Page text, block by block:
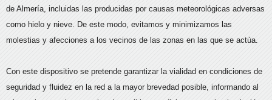
de Almería, incluidas las producidas por causas meteorológicas adversas
como hielo y nieve. De este modo, evitamos y minimizamos las
molestias y afecciones a los vecinos de las zonas en las que se actúa.
Con este dispositivo se pretende garantizar la vialidad en condiciones de
seguridad y fluidez en la red a la mayor brevedad posible, informando al